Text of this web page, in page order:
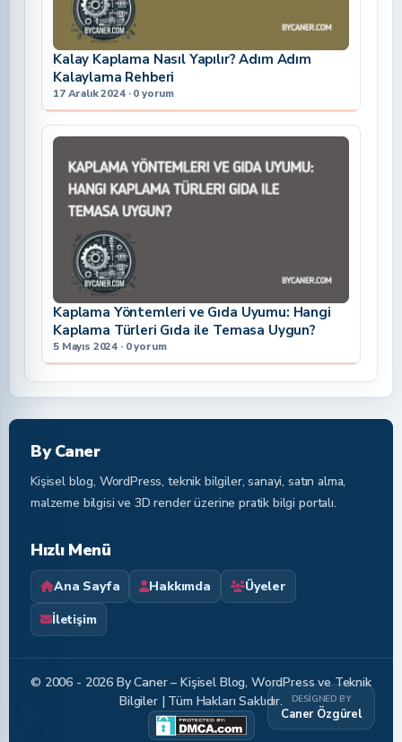
Kalay Kaplama Nasıl Yapılır? Adım Adım
Kalaylama Rehberi
17 Aralık 2024 · 0 yorum
Kaplama Yöntemleri ve Gıda Uyumu: Hangi
Kaplama Türleri Gıda ile Temasa Uygun?
5 Mayıs 2024 · 0 yorum
By Caner
Kişisel blog, WordPress, teknik bilgiler, sanayi, satın alma,
malzeme bilgisi ve 3D render üzerine pratik bilgi portalı.
Hızlı Menü
Ana Sayfa Hakkımda
Üyeler
İletişim
© 2006 - 2026 By Caner – Kişisel Blog, WordPress ve Teknik
Bilgiler | Tüm Hakları Saklıdır.
DESIGNED BY
Caner Özgürel